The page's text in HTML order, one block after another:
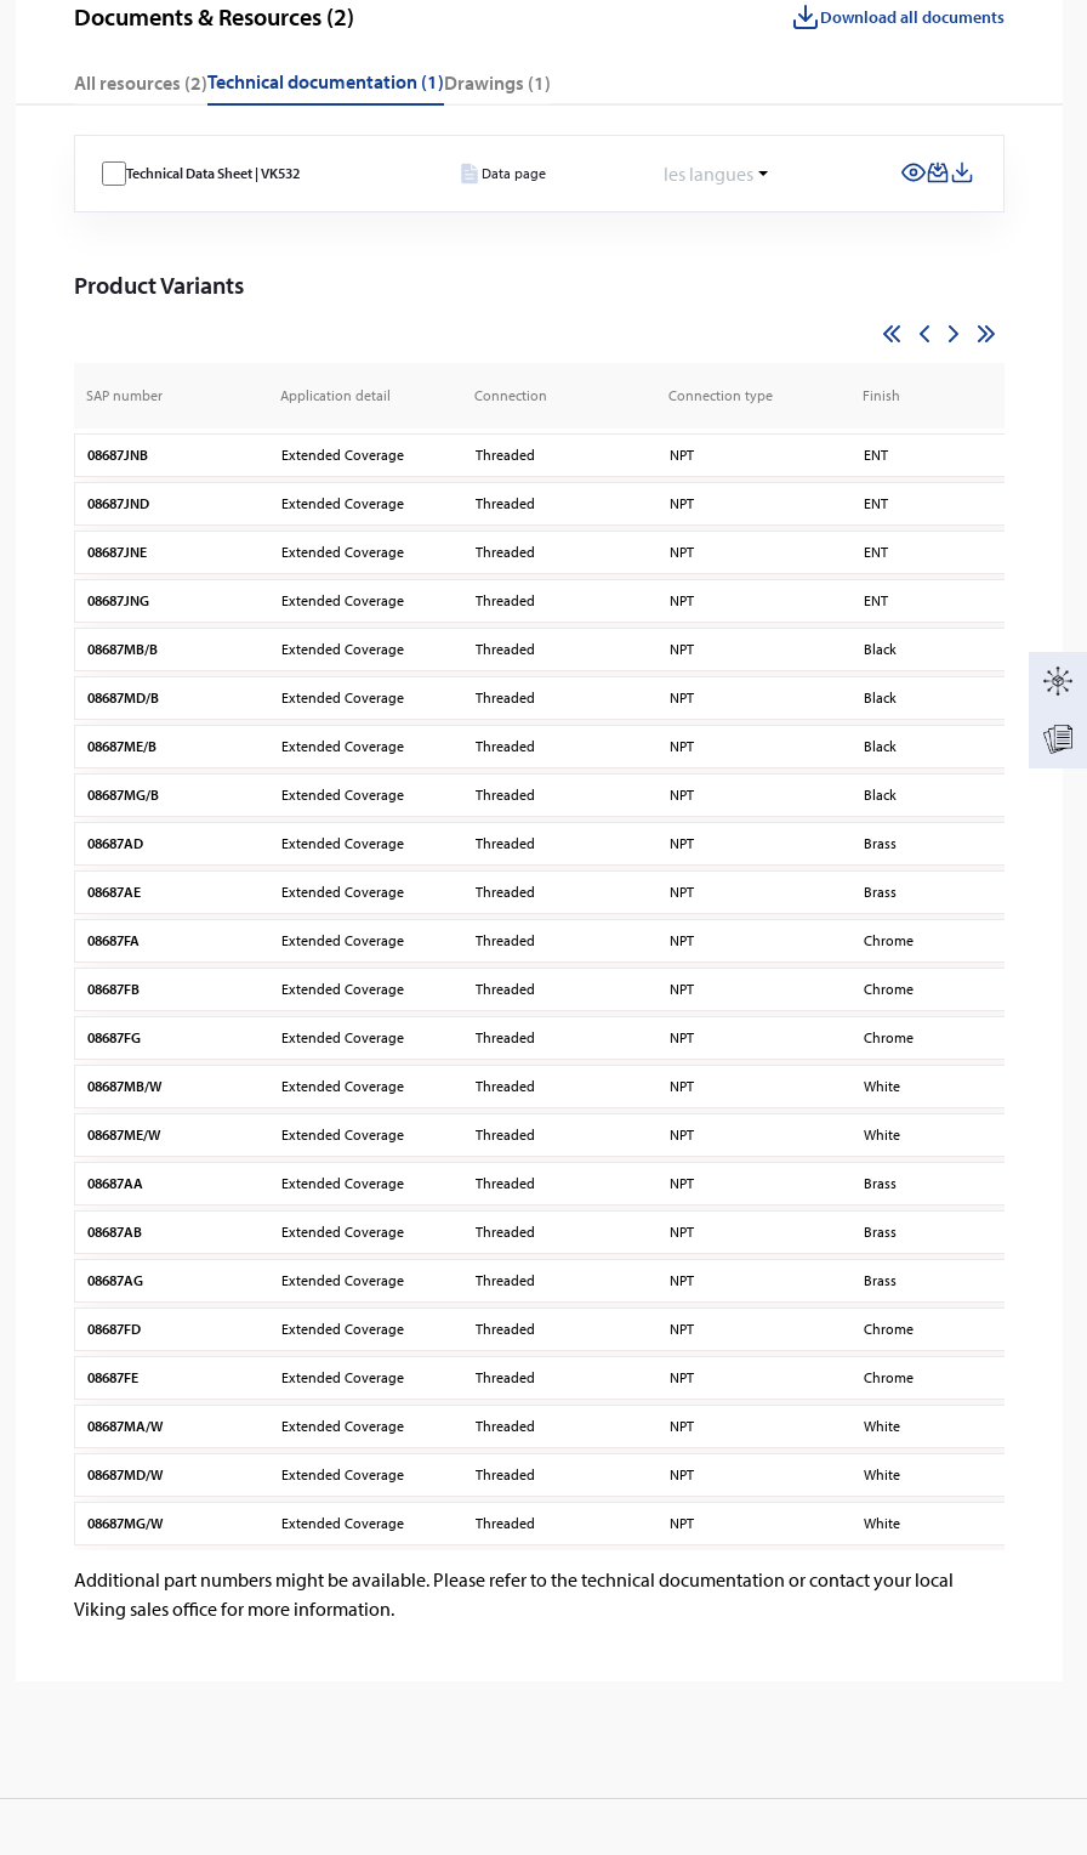
Documents & Resources (2) Download all documents
All resources (2) technical documentation (1) drawings (1)
Technical Data Sheet | VK532 Data page les langues
Product Variants
SAP number Application detail Connection Connection type Finish
08687JNB Extended Coverage Threaded NPT ENT
08687JND Extended Coverage Threaded NPT ENT
08687JNE Extended Coverage Threaded NPT ENT
08687JNG Extended Coverage Threaded NPT ENT
08687MB/B Extended Coverage Threaded NPT Black 160
08687MD/B Extended Coverage Threaded NPT Black 160
08687ME/B Extended Coverage Threaded NPT Black 160
08687MG/B Extended Coverage Threaded NPT Black
08687AD Extended Coverage Threaded NPT Brass
08687AE Extended Coverage Threaded NPT Brass
08687FA Extended Coverage Threaded NPT Chrome
08687FB Extended Coverage Threaded NPT Chrome
08687FG Extended Coverage Threaded NPT Chrome
08687MB/W Extended Coverage Threaded NPT White
08687ME/W Extended Coverage Threaded NPT White
08687AA Extended Coverage Threaded NPT Brass
08687AB Extended Coverage Threaded NPT Brass
08687AG Extended Coverage Threaded NPT Brass
08687FD Extended Coverage Threaded NPT Chrome
08687FE Extended Coverage Threaded NPT Chrome
08687MA/W Extended Coverage Threaded NPT White
08687MD/W Extended Coverage Threaded NPT White
08687MG/W Extended Coverage Threaded NPT White
Additional part numbers might be available. Please refer to the technical documentation or contact your local
Viking sales office for more information.